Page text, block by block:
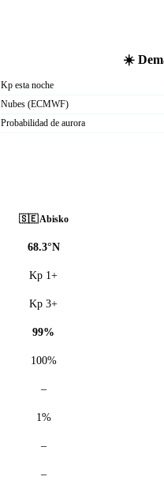
☀️
Kp esta noche
Nubes (ECMWF)
Probabilidad de aurora
🇸🇪 Abisko
68.3°N
Kp 1+
Kp 3+
99%
100%
–
1%
–
–